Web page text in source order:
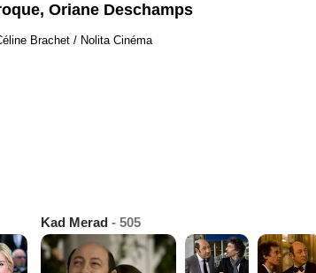
Oriane Deschamps
Brachet / Nolita Cinéma
Kad Merad - 505